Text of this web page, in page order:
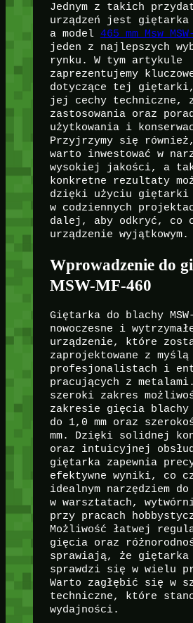
Jednym z takich
urządzeń jest giętarka
a model 465 mm Msw
jeden z najlepszych
rynku. W tym artykule
zaprezentujemy
dotyczące tej giętarki,
jej cechy techniczne,
zastosowania oraz
użytkowania i
Przyjrzymy się
warto inwestować w
wysokiej jakości, a
konkretne rezultaty
dzięki użyciu giętarki
w codziennych
dalej, aby odkryć, co
urządzenie wyjątkowym.
Wprowadzenie do
MSW-MF-460
Giętarka do blachy
nowoczesne i
urządzenie, które
zaprojektowane z myślą
profesjonalistach i
pracujących z
szeroki zakres
zakresie gięcia blachy
do 1,0 mm oraz
mm. Dzięki solidnej
oraz intuicyjnej
giętarka zapewnia
efektywne wyniki, co
idealnym narzędziem do
w warsztatach,
przy pracach
Możliwość łatwej
gięcia oraz
sprawiają, że giętarka
sprawdzi się w wielu
Warto zagłębić się w
techniczne, które
wydajności.